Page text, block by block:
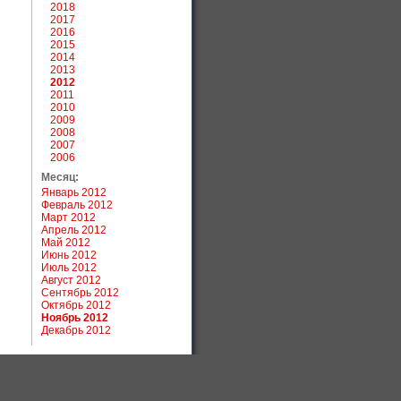
2018
2017
2016
2015
2014
2013
2012
2011
2010
2009
2008
2007
2006
Месяц:
Январь 2012
Февраль 2012
Март 2012
Апрель 2012
Май 2012
Июнь 2012
Июль 2012
Август 2012
Сентябрь 2012
Октябрь 2012
Ноябрь 2012
Декабрь 2012